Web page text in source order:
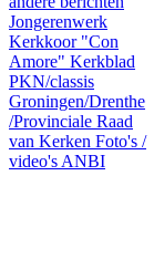
Jongerenwerk
Kerkkoor "Con
Amore" Kerkblad
PKN/classis
Groningen/Drenthe
/Provinciale Raad
van Kerken Foto's /
video's ANBI